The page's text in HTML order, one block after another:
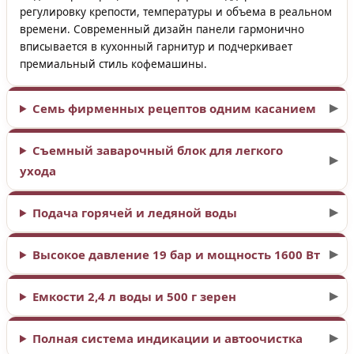
регулировку крепости, температуры и объема в реальном
времени. Современный дизайн панели гармонично
вписывается в кухонный гарнитур и подчеркивает
премиальный стиль кофемашины.
Семь фирменных рецептов одним касанием
Съемный заварочный блок для легкого
ухода
Подача горячей и ледяной воды
Высокое давление 19 бар и мощность 1600 Вт
Емкости 2,4 л воды и 500 г зерен
Полная система индикации и автоочистка